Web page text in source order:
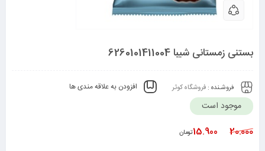
بستنی زمستانی شیبا 6260101411004
فروشـنده : فروشگاه کوثر افزودن به علاقه مندی ها
موجود است
20.000
15.900تومان